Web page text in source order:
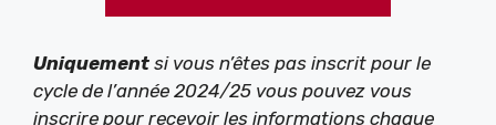
Uniquement si vous n’êtes pas inscrit pour le
cycle de l’année 2024/25 vous pouvez vous
inscrire pour recevoir les informations chaque